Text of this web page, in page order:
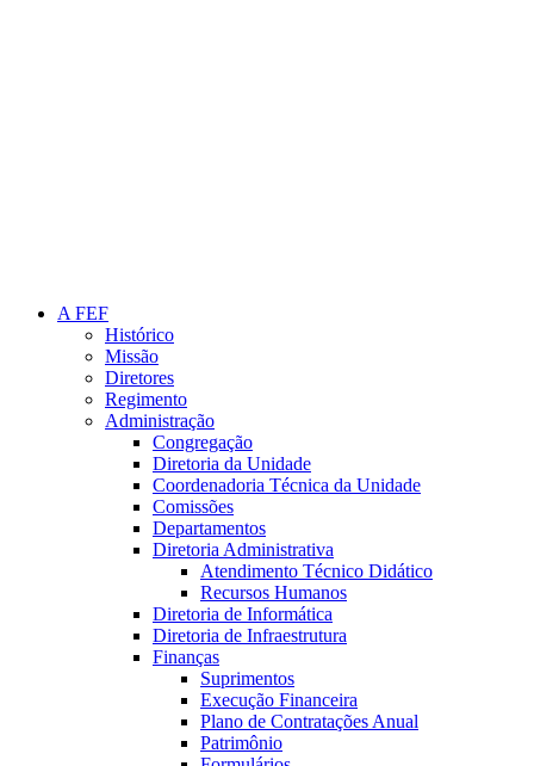
A FEF
Histórico
Missão
Diretores
Regimento
Administração
Congregação
Diretoria da Unidade
Coordenadoria Técnica da Unidade
Comissões
Departamentos
Diretoria Administrativa
Atendimento Técnico Didático
Recursos Humanos
Diretoria de Informática
Diretoria de Infraestrutura
Finanças
Suprimentos
Execução Financeira
Plano de Contratações Anual
Patrimônio